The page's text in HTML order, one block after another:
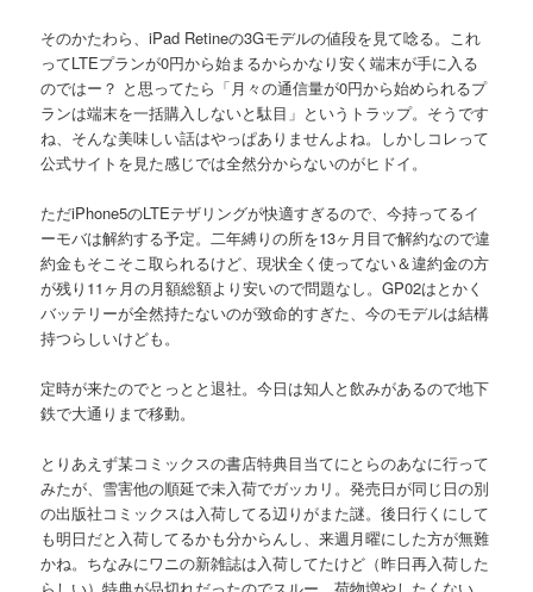
そのかたわら、iPad Retineの3Gモデルの値段を見て唸る。これ
ってLTEプランが0円から始まるからかなり安く端末が手に入る
のではー？ と思ってたら「月々の通信量が0円から始められるプ
ランは端末を一括購入しないと駄目」というトラップ。そうです
ね、そんな美味しい話はやっぱありませんよね。しかしコレって
公式サイトを見た感じでは全然分からないのがヒドイ。
ただiPhone5のLTEテザリングが快適すぎるので、今持ってるイ
ーモバは解約する予定。二年縛りの所を13ヶ月目で解約なので違
約金もそこそこ取られるけど、現状全く使ってない＆違約金の方
が残り11ヶ月の月額総額より安いので問題なし。GP02はとかく
バッテリーが全然持たないのが致命的すぎた、今のモデルは結構
持つらしいけども。
定時が来たのでとっとと退社。今日は知人と飲みがあるので地下
鉄で大通りまで移動。
とりあえず某コミックスの書店特典目当てにとらのあなに行って
みたが、雪害他の順延で未入荷でガッカリ。発売日が同じ日の別
の出版社コミックスは入荷してる辺りがまた謎。後日行くにして
も明日だと入荷してるかも分からんし、来週月曜にした方が無難
かね。ちなみにワニの新雑誌は入荷してたけど（昨日再入荷した